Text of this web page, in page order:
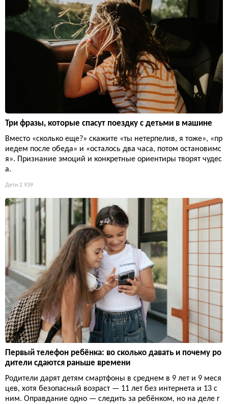
Три фразы, которые спасут поездку с детьми в машине
Вместо «сколько еще?» скажите «ты нетерпелив, я тоже», «пр
иедем после обеда» и «осталось два часа, потом остановимс
я». Признание эмоций и конкретные ориентиры творят чудес
а.
Дети 2 939
Первый телефон ребёнка: во сколько давать и почему ро
дители сдаются раньше времени
Родители дарят детям смартфоны в среднем в 9 лет и 9 меся
цев, хотя безопасный возраст — 11 лет без интернета и 13 с
ним. Оправдание одно — следить за ребёнком, но на деле г